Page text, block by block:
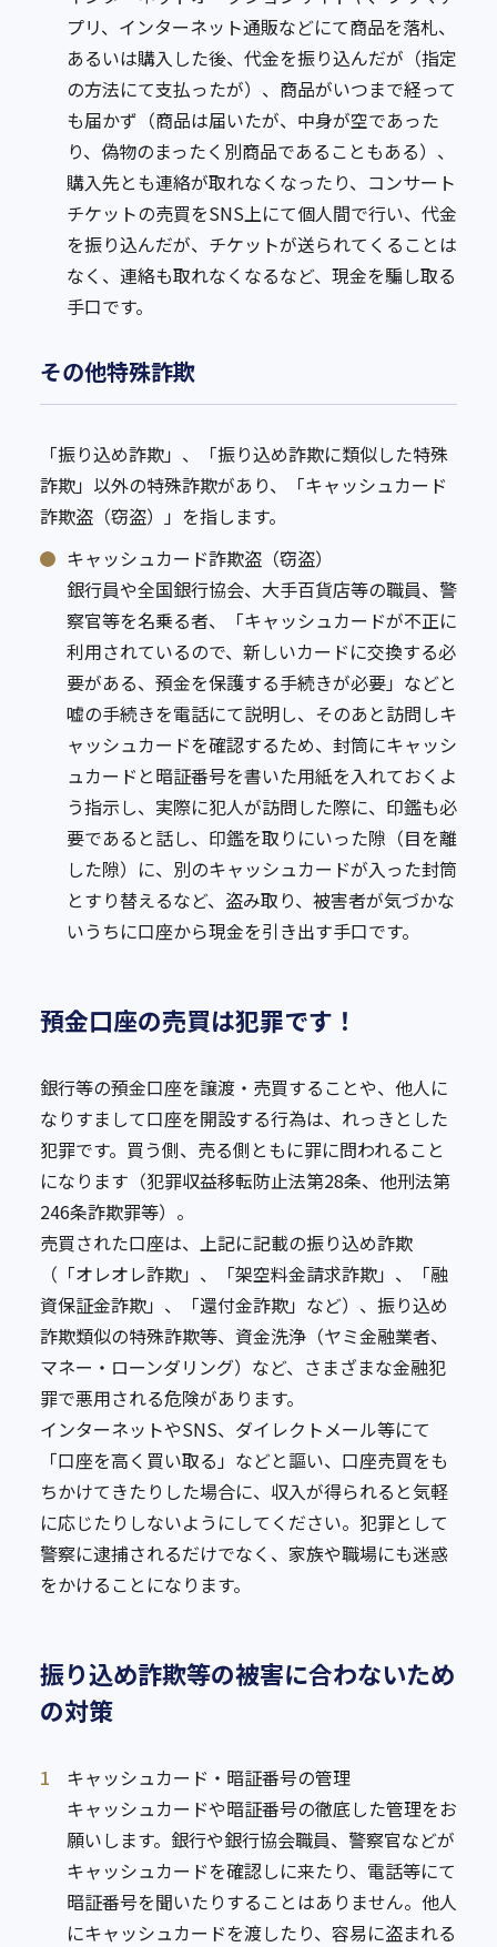
プリ、インターネット通販などにて商品を落札、
あるいは購入した後、代金を振り込んだが（指定
の方法にて支払ったが）、商品がいつまで経って
も届かず（商品は届いたが、中身が空であった
り、偽物のまったく別商品であることもある）、
購入先とも連絡が取れなくなったり、コンサート
チケットの売買をSNS上にて個人間で行い、代金
を振り込んだが、チケットが送られてくることは
なく、連絡も取れなくなるなど、現金を騙し取る
手口です。
その他特殊詐欺
「振り込め詐欺」、「振り込め詐欺に類似した特殊
詐欺」以外の特殊詐欺があり、「キャッシュカード
詐欺盗（窃盗）」を指します。
キャッシュカード詐欺盗（窃盗）
銀行員や全国銀行協会、大手百貨店等の職員、警
察官等を名乗る者、「キャッシュカードが不正に
利用されているので、新しいカードに交換する必
要がある、預金を保護する手続きが必要」などと
嘘の手続きを電話にて説明し、そのあと訪問しキ
ャッシュカードを確認するため、封筒にキャッシ
ュカードと暗証番号を書いた用紙を入れておくよ
う指示し、実際に犯人が訪問した際に、印鑑も必
要であると話し、印鑑を取りにいった隙（目を離
した隙）に、別のキャッシュカードが入った封筒
とすり替えるなど、盗み取り、被害者が気づかな
いうちに口座から現金を引き出す手口です。
預金口座の売買は犯罪です！
銀行等の預金口座を譲渡・売買することや、他人に
なりすまして口座を開設する行為は、れっきとした
犯罪です。買う側、売る側ともに罪に問われること
になります（犯罪収益移転防止法第28条、他刑法第
246条詐欺罪等）。
売買された口座は、上記に記載の振り込め詐欺
（「オレオレ詐欺」、「架空料金請求詐欺」、「融
資保証金詐欺」、「還付金詐欺」など）、振り込め
詐欺類似の特殊詐欺等、資金洗浄（ヤミ金融業者、
マネー・ローンダリング）など、さまざまな金融犯
罪で悪用される危険があります。
インターネットやSNS、ダイレクトメール等にて
「口座を高く買い取る」などと謳い、口座売買をも
ちかけてきたりした場合に、収入が得られると気軽
に応じたりしないようにしてください。犯罪として
警察に逮捕されるだけでなく、家族や職場にも迷惑
をかけることになります。
振り込め詐欺等の被害に合わないため
の対策
1
キャッシュカード・暗証番号の管理
キャッシュカードや暗証番号の徹底した管理をお
願いします。銀行や銀行協会職員、警察官などが
キャッシュカードを確認しに来たり、電話等にて
暗証番号を聞いたりすることはありません。他人
にキャッシュカードを渡したり、容易に盗まれる